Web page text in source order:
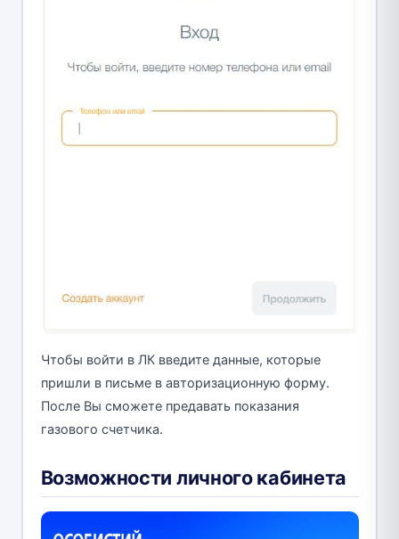
Чтобы войти в ЛК введите данные, которые
пришли в письме в авторизационную форму.
После Вы сможете предавать показания
газового счетчика.
Возможности личного кабинета